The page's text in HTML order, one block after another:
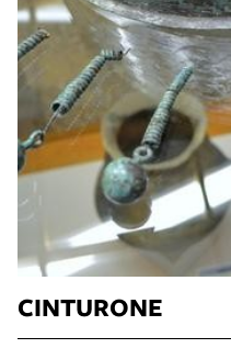
CINTURONE